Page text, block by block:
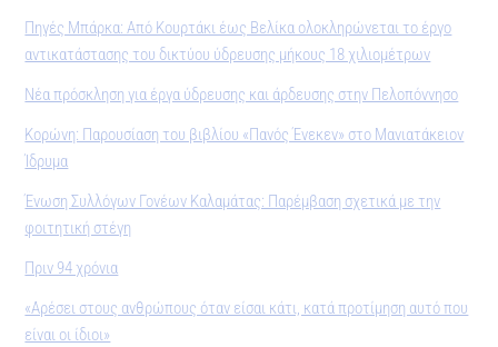
Πηγές Μπάρκα: Από Κουρτάκι έως Βελίκα ολοκληρώνεται το έργο
αντικατάστασης του δικτύου ύδρευσης μήκους 18 χιλιομέτρων
Νέα πρόσκληση για έργα ύδρευσης και άρδευσης στην Πελοπόννησο
Κορώνη: Παρουσίαση του βιβλίου «Πανός Ένεκεν» στο Μανιατάκειον
Ίδρυµα
Ένωση Συλλόγων Γονέων Καλαμάτας: Παρέμβαση σχετικά με την
φοιτητική στέγη
Πριν 94 χρόνια
«Αρέσει στους ανθρώπους όταν είσαι κάτι, κατά προτίμηση αυτό που
είναι οι ίδιοι»